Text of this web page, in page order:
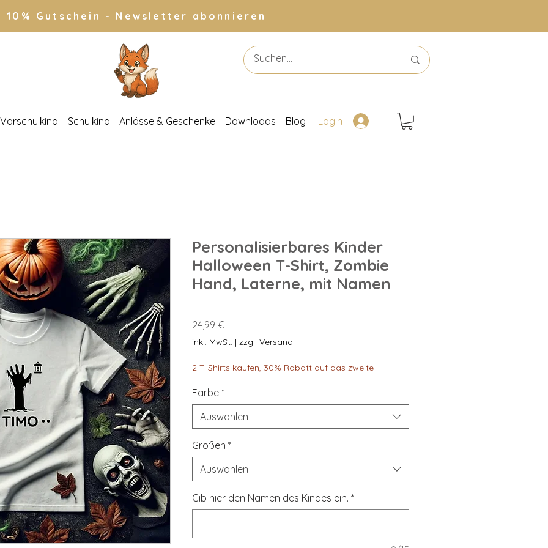
10% Gutschein - Newsletter abonnieren
Vorschulkind Schulkind Anlässe & Geschenke Downloads Blog Login
Personalisierbares Kinder
Halloween T-Shirt, Zombie
Hand, Laterne, mit Namen
24,99 €Preis
inkl. MwSt. | zzgl. Versand
2 T-Shirts kaufen, 30% Rabatt auf das zweite
Farbe *
Auswählen
Größen *
Auswählen
Gib hier den Namen des Kindes ein. *